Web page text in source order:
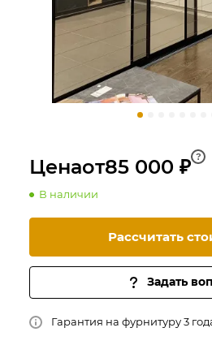
Ценаот85 000 ₽ ?
В наличии
Рассчитать
Задать
Гарантия на фурнитуру 3